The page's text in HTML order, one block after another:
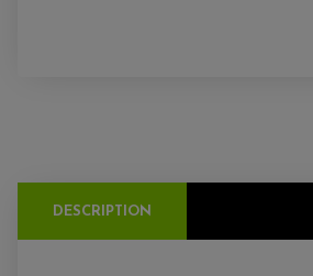
DESCRIPTION